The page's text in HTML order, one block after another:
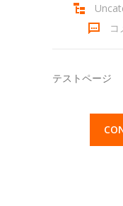
-- 保育料
-- アクセス
求人情報
コ
テストページ